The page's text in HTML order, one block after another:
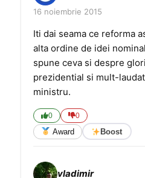
16 noiembrie 2015
Iti dai seama ce reforma
alta ordine de idei
spune ceva si despre
prezidential si mult-
ministru.
0 0
Award Boost
vladimir